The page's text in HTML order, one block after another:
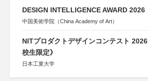
DESIGN INTELLIGENCE AWARD 2026
中国美術学院（China Academy of Art）
NITプロダクトデザインコンテスト
校生限定》
日本工業大学